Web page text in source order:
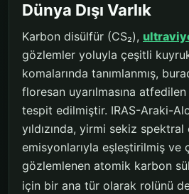
Dünya Dışı Varlık
Karbon disülfür (CS₂),
gözlemler yoluyla çeşitli
komalarında tanımlanmış,
floresan uyarılmasına
tespit edilmiştir. IRAS-Araki-
yıldızında, yirmi sekiz spektral
emisyonlarıyla eşleştirilmiş ve
gözlemlenen atomik karbon
için bir ana tür olarak rolünü